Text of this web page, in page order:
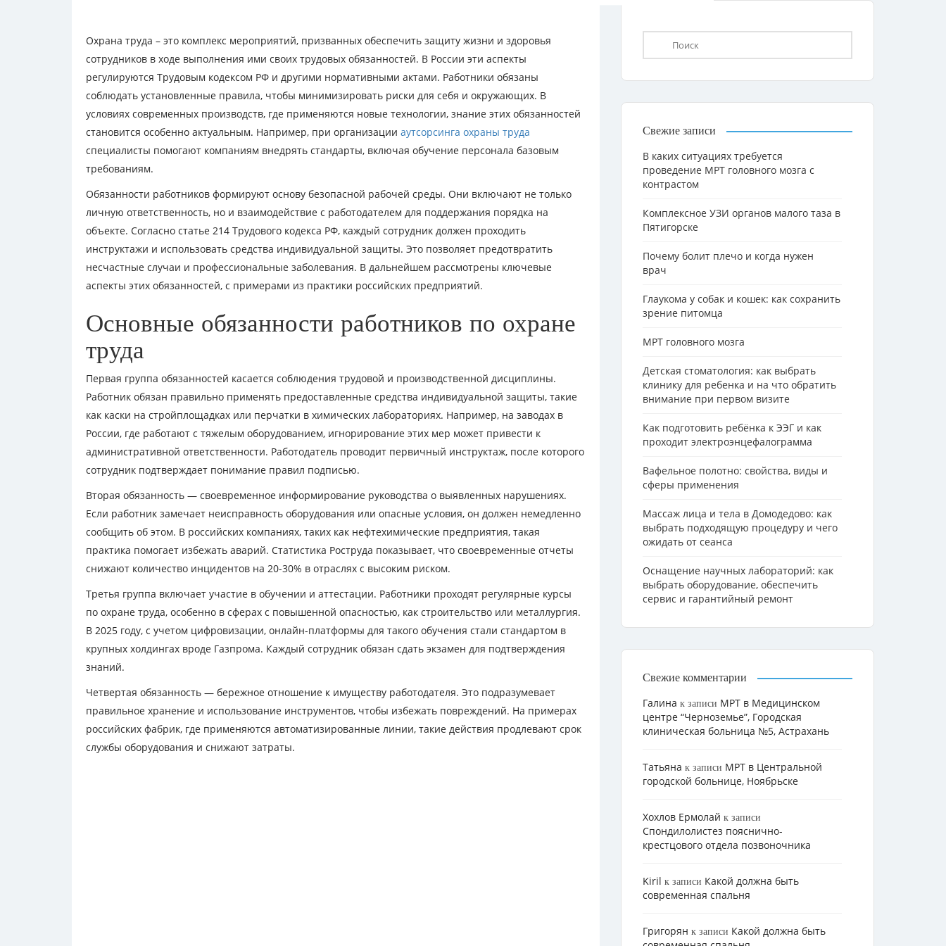
Охрана труда – это комплекс мероприятий, призванных обеспечить защиту жизни и здоровья
сотрудников в ходе выполнения ими своих трудовых обязанностей. В России эти аспекты
регулируются Трудовым кодексом РФ и другими нормативными актами. Работники обязаны
соблюдать установленные правила, чтобы минимизировать риски для себя и окружающих. В
условиях современных производств, где применяются новые технологии, знание этих обязанностей
становится особенно актуальным. Например, при организации аутсорсинга охраны труда
специалисты помогают компаниям внедрять стандарты, включая обучение персонала базовым
требованиям.
Обязанности работников формируют основу безопасной рабочей среды. Они включают не только
личную ответственность, но и взаимодействие с работодателем для поддержания порядка на
объекте. Согласно статье 214 Трудового кодекса РФ, каждый сотрудник должен проходить
инструктажи и использовать средства индивидуальной защиты. Это позволяет предотвратить
несчастные случаи и профессиональные заболевания. В дальнейшем рассмотрены ключевые
аспекты этих обязанностей, с примерами из практики российских предприятий.
Основные обязанности работников по охране
труда
Первая группа обязанностей касается соблюдения трудовой и производственной дисциплины.
Работник обязан правильно применять предоставленные средства индивидуальной защиты, такие
как каски на стройплощадках или перчатки в химических лабораториях. Например, на заводах в
России, где работают с тяжелым оборудованием, игнорирование этих мер может привести к
административной ответственности. Работодатель проводит первичный инструктаж, после которого
сотрудник подтверждает понимание правил подписью.
Вторая обязанность — своевременное информирование руководства о выявленных нарушениях.
Если работник замечает неисправность оборудования или опасные условия, он должен немедленно
сообщить об этом. В российских компаниях, таких как нефтехимические предприятия, такая
практика помогает избежать аварий. Статистика Роструда показывает, что своевременные отчеты
снижают количество инцидентов на 20-30% в отраслях с высоким риском.
Третья группа включает участие в обучении и аттестации. Работники проходят регулярные курсы
по охране труда, особенно в сферах с повышенной опасностью, как строительство или металлургия.
В 2025 году, с учетом цифровизации, онлайн-платформы для такого обучения стали стандартом в
крупных холдингах вроде Газпрома. Каждый сотрудник обязан сдать экзамен для подтверждения
знаний.
Четвертая обязанность — бережное отношение к имуществу работодателя. Это подразумевает
правильное хранение и использование инструментов, чтобы избежать повреждений. На примерах
российских фабрик, где применяются автоматизированные линии, такие действия продлевают срок
службы оборудования и снижают затраты.
Свежие записи
В каких ситуациях требуется
проведение МРТ головного мозга с
контрастом
Комплексное УЗИ органов малого таза в
Пятигорске
Почему болит плечо и когда нужен
врач
Глаукома у собак и кошек: как сохранить
зрение питомца
МРТ головного мозга
Детская стоматология: как выбрать
клинику для ребенка и на что обратить
внимание при первом визите
Как подготовить ребёнка к ЭЭГ и как
проходит электроэнцефалограмма
Вафельное полотно: свойства, виды и
сферы применения
Массаж лица и тела в Домодедово: как
выбрать подходящую процедуру и чего
ожидать от сеанса
Оснащение научных лабораторий: как
выбрать оборудование, обеспечить
сервис и гарантийный ремонт
Свежие комментарии
Галина к записи МРТ в Медицинском
центре “Черноземье”, Городская
клиническая больница №5, Астрахань
Татьяна к записи МРТ в Центральной
городской больнице, Ноябрьске
Хохлов Ермолай к записи
Cпондилолистез пояснично-
крестцового отдела позвоночника
Kiril к записи Какой должна быть
современная спальня
Григорян к записи Какой должна быть